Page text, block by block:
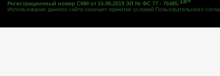
Регистрационный номер СМИ от 15.08.2019 ЭЛ № ФС 77 - 76485.
Использование данного сайта означает принятие условий Пользовательского